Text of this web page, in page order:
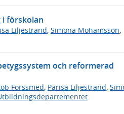
i förskolan
Liljestrand Simona Mohamsson
och reformerad
Forssmed, Parisa Liljestrand,